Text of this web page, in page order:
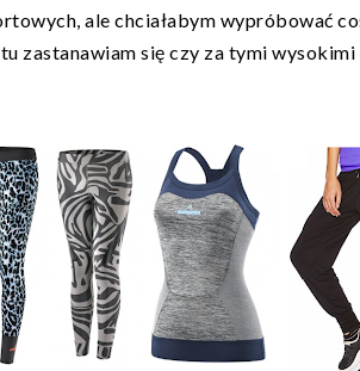
ale chciałabym wypróbować
zastanawiam się czy za tymi